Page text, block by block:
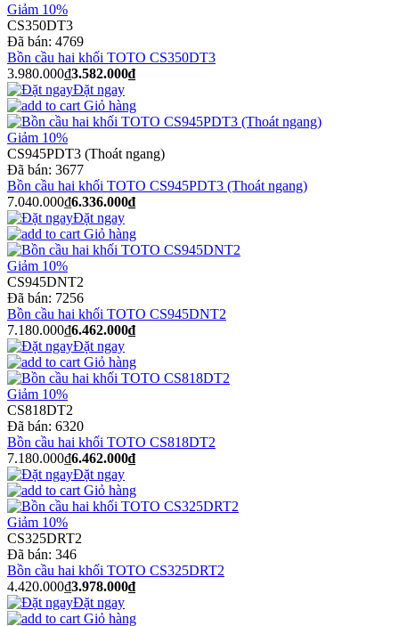
Giảm 10%
CS350DT3
Đã bán: 4769
Bồn cầu hai khối TOTO CS350DT3
3.980.000₫3.582.000₫
Đặt ngay
Giỏ hàng
Giảm 10%
CS945PDT3 (Thoát ngang)
Đã bán: 3677
Bồn cầu hai khối TOTO CS945PDT3 (Thoát ngang)
7.040.000₫6.336.000₫
Đặt ngay
Giỏ hàng
Giảm 10%
CS945DNT2
Đã bán: 7256
Bồn cầu hai khối TOTO CS945DNT2
7.180.000₫6.462.000₫
Đặt ngay
Giỏ hàng
Giảm 10%
CS818DT2
Đã bán: 6320
Bồn cầu hai khối TOTO CS818DT2
7.180.000₫6.462.000₫
Đặt ngay
Giỏ hàng
Giảm 10%
CS325DRT2
Đã bán: 346
Bồn cầu hai khối TOTO CS325DRT2
4.420.000₫3.978.000₫
Đặt ngay
Giỏ hàng